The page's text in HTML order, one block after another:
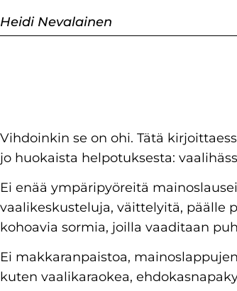
Heidi Nevalainen
Vihdoinkin se on ohi. Tätä
jo huokaista helpotuksesta:
Ei enää ympäripyöreitä
vaalikeskusteluja, väittelyitä, päälle
kohoavia sormia, joilla vaaditaan
Ei makkaranpaistoa,
kuten vaalikaraokea,